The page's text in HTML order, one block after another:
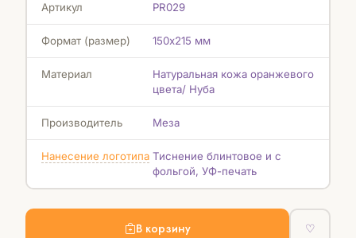
Артикул PR029
Формат (размер) 150х215 мм
Материал
Натуральная кожа оранжевого
цвета/ Нуба
Производитель Меза
Нанесение логотипа Тиснение блинтовое и с
фольгой, УФ-печать
В корзину ♡